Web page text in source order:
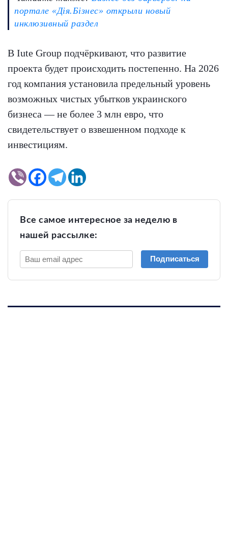
портале «Дія.Бізнес» открыли новый
инклюзивный раздел
В Iute Group подчёркивают, что развитие
проекта будет происходить постепенно. На 2026
год компания установила предельный уровень
возможных чистых убытков украинского
бизнеса — не более 3 млн евро, что
свидетельствует о взвешенном подходе к
инвестициям.
Все самое интересное за неделю в
нашей рассылке:
Подписаться